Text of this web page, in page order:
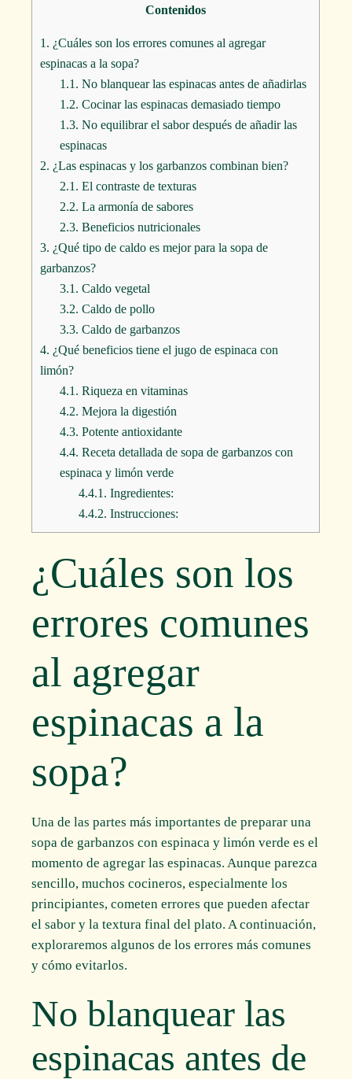
Contenidos
1. ¿Cuáles son los errores comunes al agregar
espinacas a la sopa?
1.1. No blanquear las espinacas antes de añadirlas
1.2. Cocinar las espinacas demasiado tiempo
1.3. No equilibrar el sabor después de añadir las
espinacas
2. ¿Las espinacas y los garbanzos combinan bien?
2.1. El contraste de texturas
2.2. La armonía de sabores
2.3. Beneficios nutricionales
3. ¿Qué tipo de caldo es mejor para la sopa de
garbanzos?
3.1. Caldo vegetal
3.2. Caldo de pollo
3.3. Caldo de garbanzos
4. ¿Qué beneficios tiene el jugo de espinaca con
limón?
4.1. Riqueza en vitaminas
4.2. Mejora la digestión
4.3. Potente antioxidante
4.4. Receta detallada de sopa de garbanzos con
espinaca y limón verde
4.4.1. Ingredientes:
4.4.2. Instrucciones:
¿Cuáles son los
errores comunes
al agregar
espinacas a la
sopa?
Una de las partes más importantes de preparar una
sopa de garbanzos con espinaca y limón verde es el
momento de agregar las espinacas. Aunque parezca
sencillo, muchos cocineros, especialmente los
principiantes, cometen errores que pueden afectar
el sabor y la textura final del plato. A continuación,
exploraremos algunos de los errores más comunes
y cómo evitarlos.
No blanquear las
espinacas antes de